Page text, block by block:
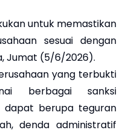
untuk memastikan
sesuai dengan
Jumat (5/6/2026).
yang terbukti
berbagai sanksi
dapat berupa teguran
denda administratif